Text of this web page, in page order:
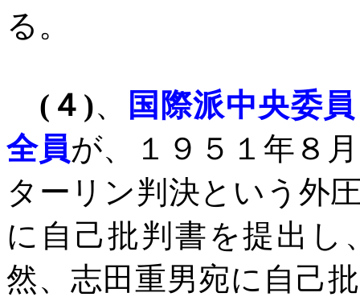
る。
( ４ )、
国際派中央委
全員が、１９５１年８
ターリン判決という外
に自己批判書を提出し
然、志田重男宛に自己